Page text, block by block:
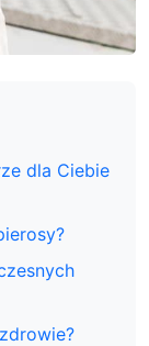
dla Ciebie